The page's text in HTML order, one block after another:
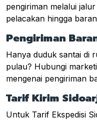
pengiriman melalui
pelacakan hingga
Pengiriman
Hanya duduk santai di
pulau? Hubungi
mengenai pengiriman
Tarif Kirim
Untuk Tarif Ekspedisi